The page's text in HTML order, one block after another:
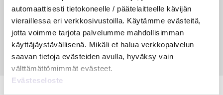
automaattisesti tietokoneelle / päätelaitteelle kävijän
vieraillessa eri verkkosivustoilla. Käytämme evästeitä,
jotta voimme tarjota palvelumme mahdollisimman
käyttäjäystävällisenä. Mikäli et halua verkkopalvelun
saavan tietoja evästeiden avulla, hyväksy vain
välttämättömimmät evästeet.
Evästeseloste
15.5.2023 10 min
14.5.2021